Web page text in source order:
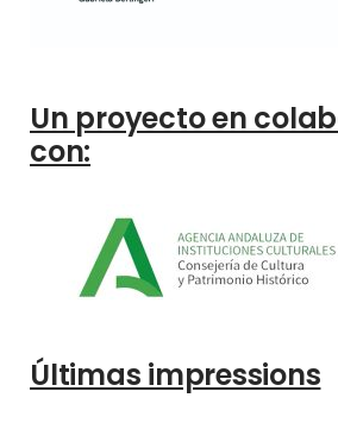
Un proyecto en
con:
Últimas impressions